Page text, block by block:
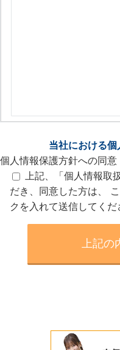
当社における
個人情報保護方針への同意
上記、「個人情報取
だき、同意した方は、
クを入れて送信してくだ